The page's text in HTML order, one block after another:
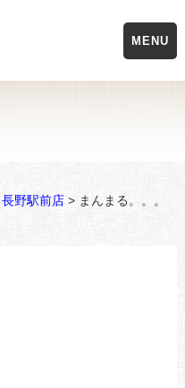
野駅前店> まんまる。。。
MENU